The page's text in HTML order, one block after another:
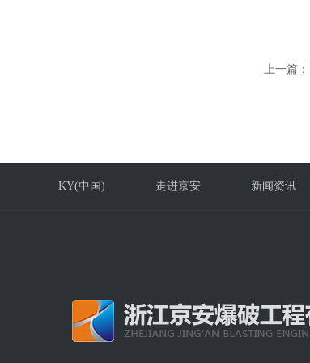
上一篇：
KY(中国) 走进京安 新闻资讯